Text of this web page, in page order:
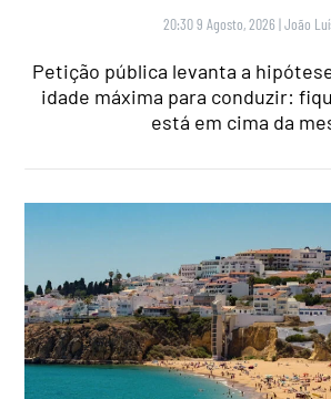
20:30 9 Agosto, 2026 |João
Petição pública levanta a
idade máxima para conduzir:
está em cima da